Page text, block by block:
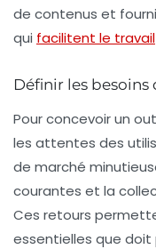
de contenus et
qui facilitent le travail
Définir les
Pour concevoir un
les attentes des
de marché
courantes et la
Ces retours
essentielles que doit